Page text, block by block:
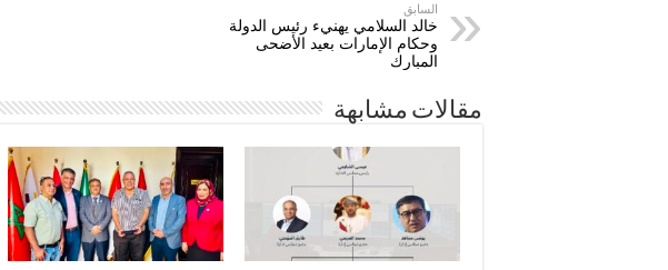
السابق
خالد السلامي يهنيء رئيس الدولة
وحكام الإمارات بعيد الأضحى
المبارك
مقالات مشابهة